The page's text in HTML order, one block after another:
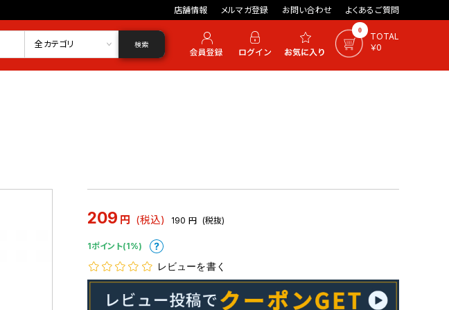
店舗情報 メルマガ登録 お問い合わせ よくあるご質問
0
TOTAL
￥0
全カテゴリ 検索
209 円 (税込) 190 円 (税抜)
1ポイント(1%)
レビューを書く